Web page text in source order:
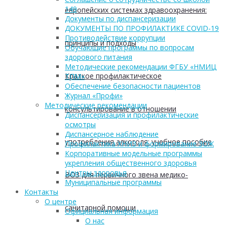
европейских системах здравоохранения:
принципы и подходы
Краткое профилактическое
консультирование в отношении
употребления алкоголя: учебное пособие
ВОЗ для первичного звена медико-
санитарной помощи
149
Документы по диспансеризации
ДОКУМЕНТЫ ПО ПРОФИЛАКТИКЕ COVID-19
Противодействие коррупции
Обучающие программы по вопросам
здорового питания
Методические рекомендации ФГБУ «НМИЦ
ТПМ»
Обеспечение безопасности пациентов
Журнал «Профи»
Методические рекомендации
Диспансеризация и профилактические
осмотры
Диспансерное наблюдение
Профилактика ХНИЗ и формирование ЗОЖ
Корпоративные модельные программы
укрепления общественного здоровья
Центры здоровья
Муниципальные программы
Контакты
О центре
Официальная информация
О нас